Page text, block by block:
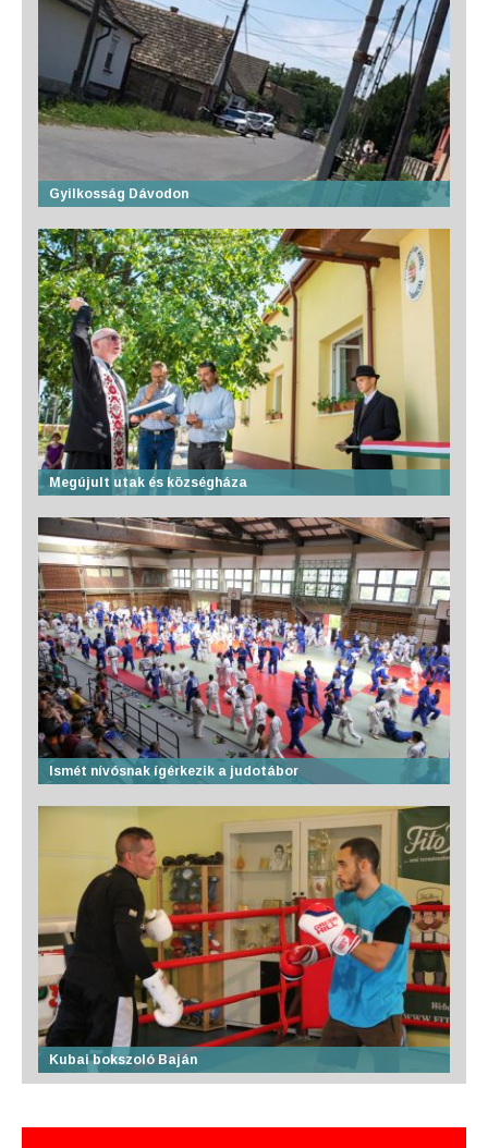
Gyilkosság Dávodon
Megújult utak és községháza
Ismét nívósnak ígérkezik a judotábor
Kubai bokszoló Baján